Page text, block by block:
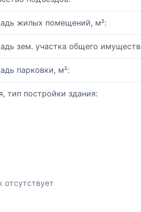
жилых помещений, м²:
зем. участка общего
парковки, м²:
тип постройки здания: